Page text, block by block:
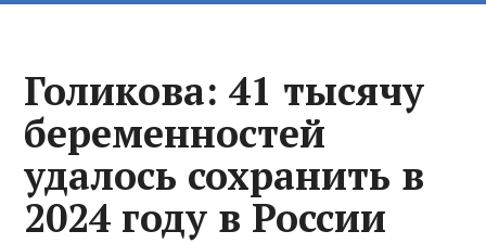
Голикова: 41 тысячу
беременностей
удалось сохранить в
2024 году в России